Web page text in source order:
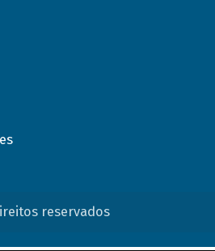
reservados